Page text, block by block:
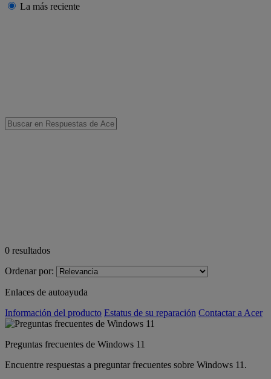
La más reciente
0 resultados
Ordenar por:
Enlaces de autoayuda
Información del producto Estatus de su reparación Contactar a Acer
Preguntas frecuentes de Windows 11
Encuentre respuestas a preguntar frecuentes sobre Windows 11.